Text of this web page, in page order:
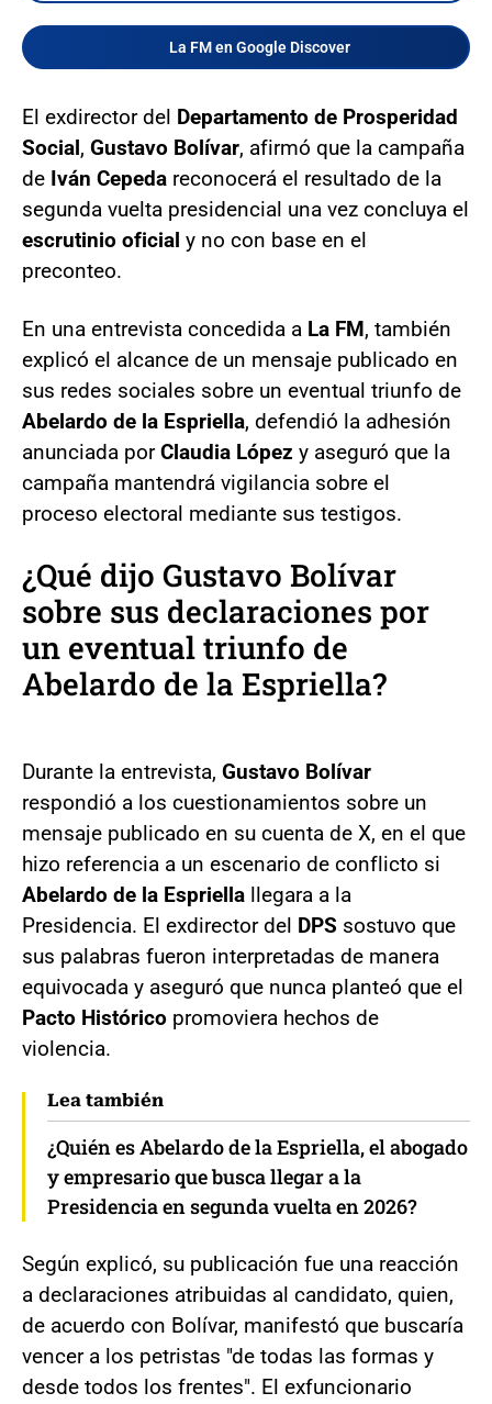
La FM en Google Discover
El exdirector del Departamento de Prosperidad
Social, Gustavo Bolívar, afirmó que la campaña
de Iván Cepeda reconocerá el resultado de la
segunda vuelta presidencial una vez concluya el
escrutinio oficial y no con base en el
preconteo.
En una entrevista concedida a La FM, también
explicó el alcance de un mensaje publicado en
sus redes sociales sobre un eventual triunfo de
Abelardo de la Espriella, defendió la adhesión
anunciada porClaudia López y aseguró que la
campaña mantendrá vigilancia sobre el
proceso electoral mediante sus testigos.
¿Qué dijo Gustavo Bolívar
sobre sus declaraciones por
un eventual triunfo de
Abelardo de la Espriella?
Durante la entrevista, Gustavo Bolívar
respondió a los cuestionamientos sobre un
mensaje publicado en su cuenta de X, en el que
hizo referencia a un escenario de conflicto si
Abelardo de la Espriella llegara a la
Presidencia. El exdirector del DPS sostuvo que
sus palabras fueron interpretadas de manera
equivocada y aseguró que nunca planteó que el
Pacto Histórico promoviera hechos de
violencia.
Lea también
¿Quién es Abelardo de la Espriella, el abogado
y empresario que busca llegar a la
Presidencia en segunda vuelta en 2026?
Según explicó, su publicación fue una reacción
a declaraciones atribuidas al candidato, quien,
de acuerdo con Bolívar, manifestó que buscaría
vencer a los petristas "de todas las formas y
desde todos los frentes". El exfuncionario